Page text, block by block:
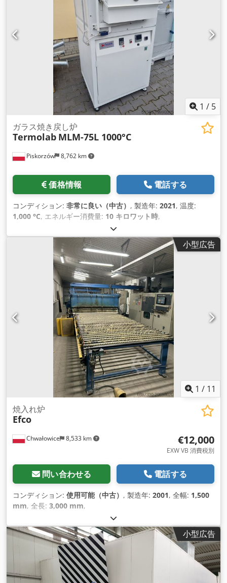
1 / 5
Piskorzów 8,762 km
ガラス焼き戻し炉
Termolab MLM-75L 1000°C
価格情報 電話する
コンディション: 非常に良い（中古） , 製造年: 2021, 温度:
1,000 °C, エネルギー消費量: 10 キロワット時,
小型広告
1 / 11
Chwałowice 8,533 km
焼入れ炉
Efco
€12,000
EXW VB 消費税別
問い合わせる 電話する
コンディション: 使用可能（中古） , 製造年: 2001, 全幅: 1,500
mm, 全長: 3,000 mm,
小型広告